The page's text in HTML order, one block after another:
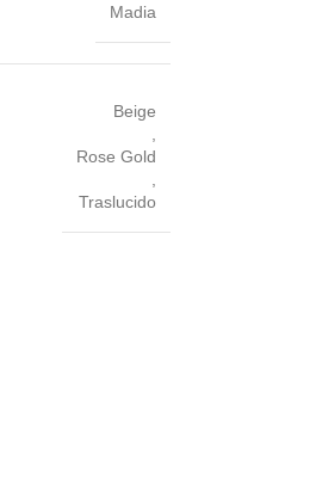
Madia
Beige
,
Rose Gold
,
Traslucido